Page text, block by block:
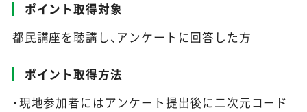
ポイント取得対象
都民講座を聴講し、アンケートに回答した方
ポイント取得方法
・現地参加者にはアンケート提出後に二次元コード